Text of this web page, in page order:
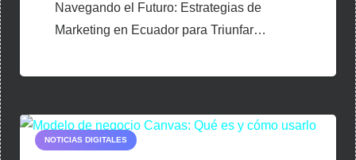
Navegando el Futuro: Estrategias de
Marketing en Ecuador para Triunfar…
NOTICIAS DIGITALES